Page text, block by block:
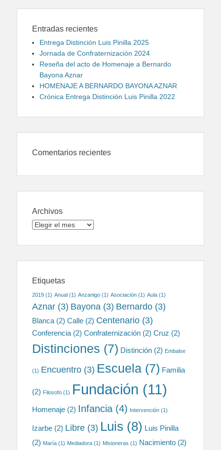
Entradas recientes
Entrega Distinción Luis Pinilla 2025
Jornada de Confraternización 2024
Reseña del acto de Homenaje a Bernardo
Bayona Aznar
HOMENAJE A BERNARDO BAYONA AZNAR
Crónica Entrega Distinción Luis Pinilla 2022
Comentarios recientes
Archivos
Archivos
Etiquetas
2019 (1) Anual (1) Anzanigo (1) Asociación (1) Aula (1)
Aznar (3) Bayona (3) Bernardo (3)
Blanca (2) Calle (2) Centenario (3)
Conferencia (2) Confraternización (2) Cruz (2)
Distinciones (7) Distinción (2) Embalse
(1) Encuentro (3) Escuela (7) Familia
(2) Filosofo (1) Fundación (11)
Homenaje (2) Infancia (4) Intervención (1)
Izarbe (2) Libre (3) Luis (8) Luis Pinilla
(2) María (1) Mediadora (1) Misioneras (1) Nacimiento (2)